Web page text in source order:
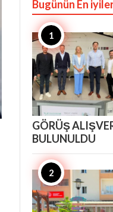
Bugünün En
GÖRÜŞ
BULUNULDU